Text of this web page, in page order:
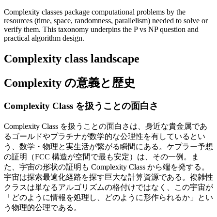
Complexity classes package computational problems by the
resources (time, space, randomness, parallelism) needed to solve or
verify them. This taxonomy underpins the P vs NP question and
practical algorithm design.
Complexity class landscape
Complexity の意義と歴史
Complexity Class を扱うことの面白さ
Complexity Class を扱うことの面白さは、身近な貴金属であ
るゴールドやプラチナが数学的な公理性を有しているとい
う、数学・物理と実生活が繋がる瞬間にある。ケプラー予想
の証明（FCC 構造が空間で最も安定）は、その一例。ま
た、宇宙の形状の証明も Complexity Class から端を発する。
宇宙は探索最適化経路を探す巨大な計算資源である。複雑性
クラスは単なるアルゴリズムの格付けではなく、この宇宙が
「どのように情報を処理し、どのように形作られるか」とい
う物理的公理である。